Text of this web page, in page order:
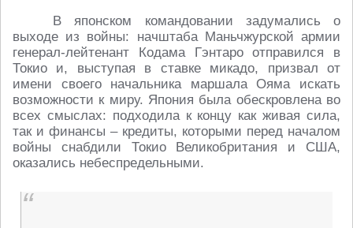
В японском командовании задумались о
выходе из войны: начштаба Маньчжурской армии
генерал-лейтенант Кодама Гэнтаро отправился в
Токио и, выступая в ставке микадо, призвал от
имени своего начальника маршала Ояма искать
возможности к миру. Япония была обескровлена во
всех смыслах: подходила к концу как живая сила,
так и финансы – кредиты, которыми перед началом
войны снабдили Токио Великобритания и США,
оказались небеспредельными.